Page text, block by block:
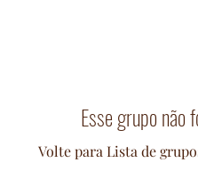
Esse grupo não
Volte para Lista de